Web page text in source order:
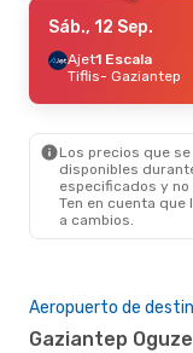
Sáb., 12 Sep.
Ajet1 Escala
Tiflis- Gaziantep
Los precios que
disponibles
especificados y
Ten en cuenta
a cambios.
Aeropuerto de
Gaziantep